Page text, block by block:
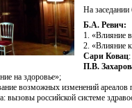
На
Б.А. Ревич:
1. «Влияние
2. «Влияние
Сари Ковац
П.В.
на здоровье»;
возможных изменений ареалов
вызовы российской системе